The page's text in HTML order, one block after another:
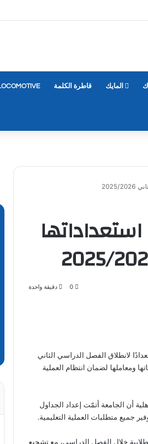
المايك قاطرة الكلمة
0 دقيقة واحدة
لانطلاق الفصل الدراسي الثاني
وكلياتها ومعاملها لضمان انتظام العملية
أن الجامعة أتمّت إعداد الجداول
جميع متطلبات العملية التعليمية.
خلال الفصل الدراسي، مع تشجيع